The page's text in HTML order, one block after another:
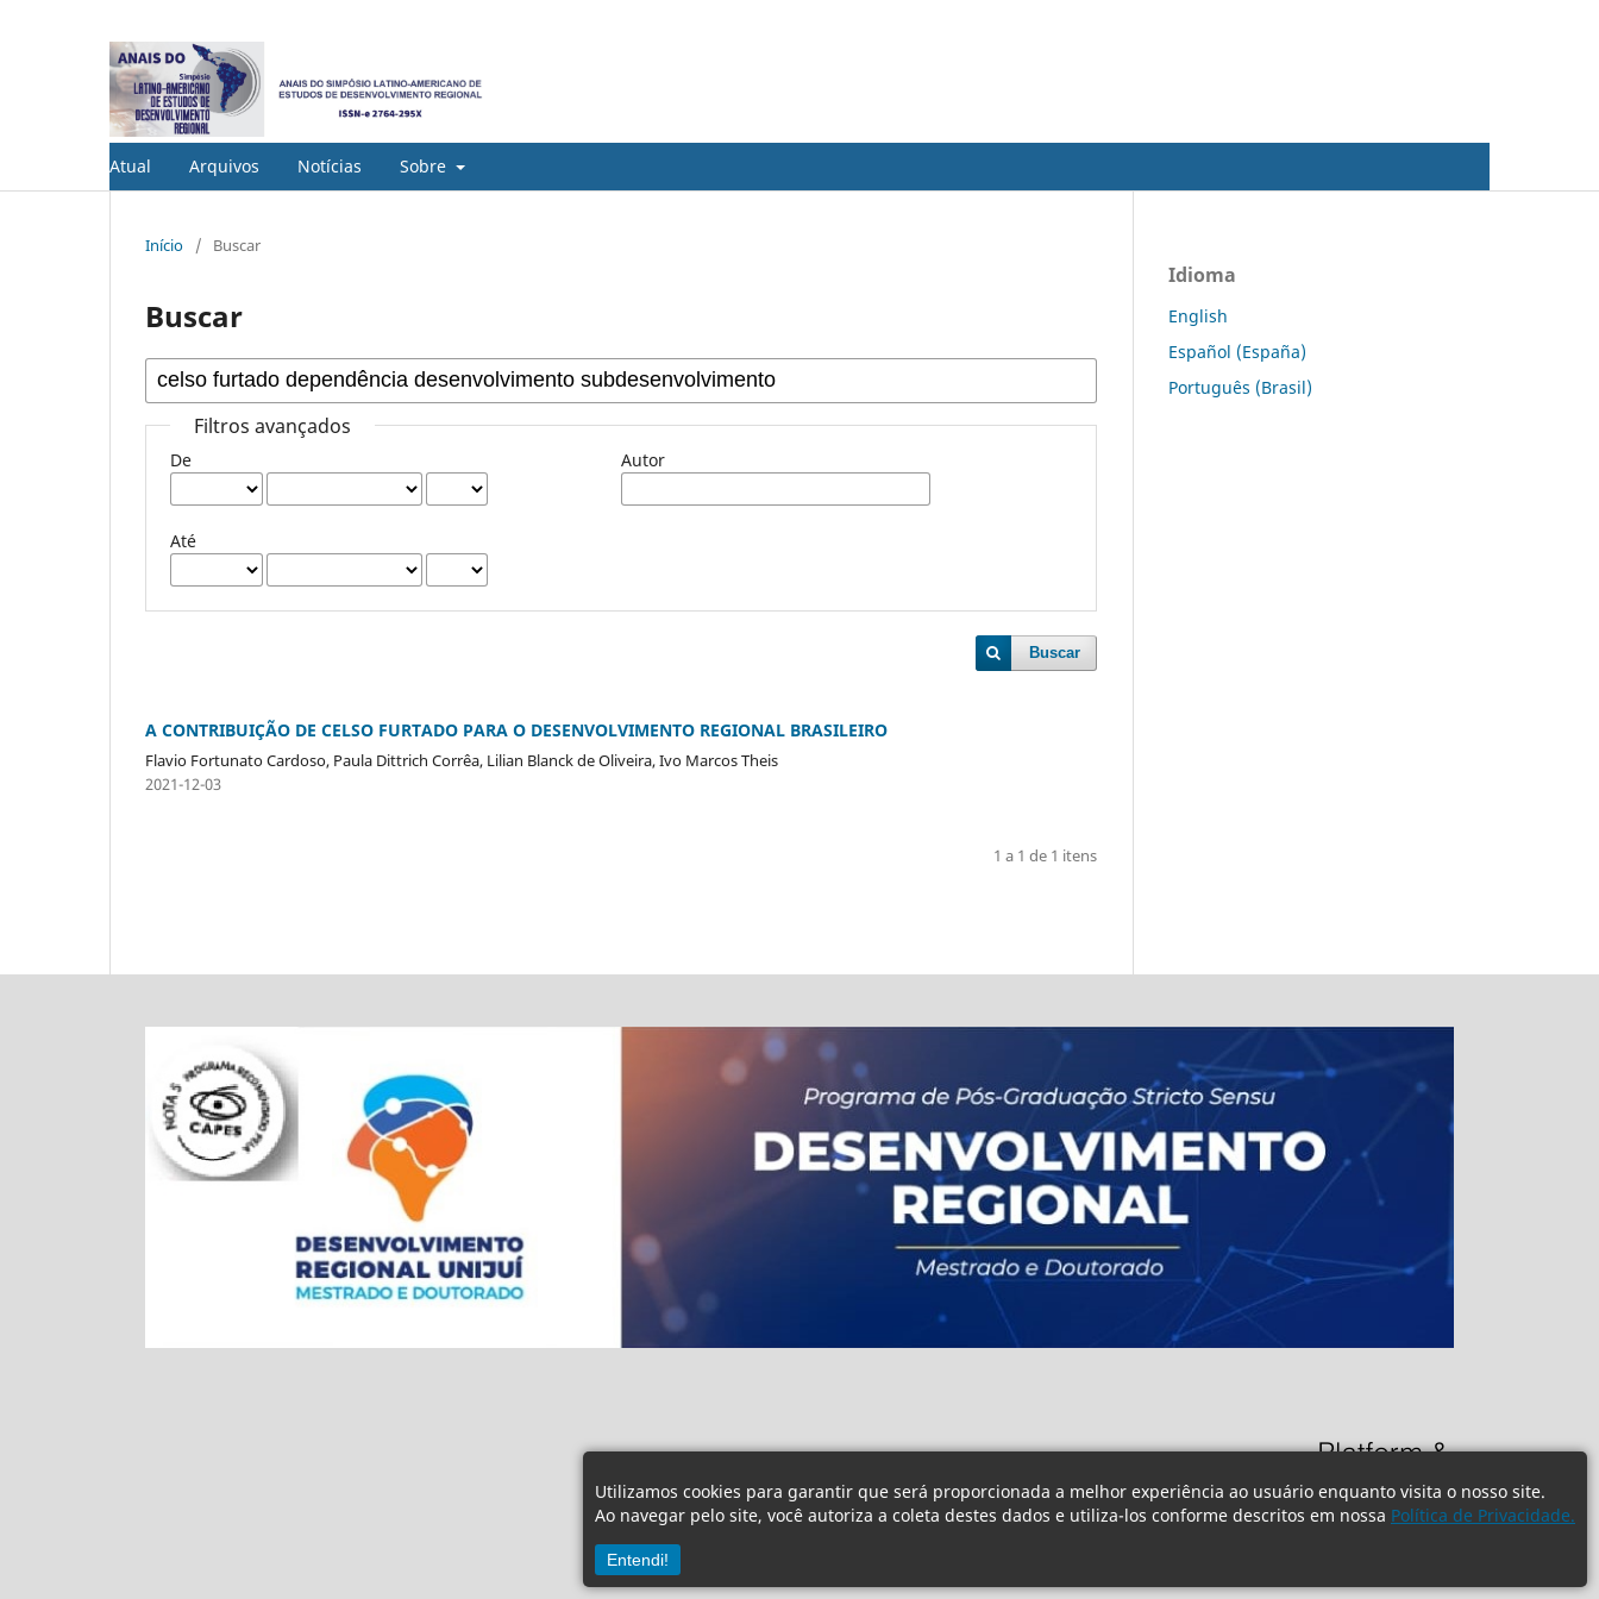
Utilizamos cookies para garantir que será proporcionada a melhor experiência ao usuário enquanto visita o nosso site.
Ao navegar pelo site, você autoriza a coleta destes dados e utiliza-los conforme descritos em nossa Política de Privacidade.
Entendi!
Atual Arquivos Notícias Sobre
Início / Buscar
Buscar
Filtros avançados
De
Até
Autor
Buscar
A CONTRIBUIÇÃO DE CELSO FURTADO PARA O DESENVOLVIMENTO REGIONAL BRASILEIRO
Flavio Fortunato Cardoso, Paula Dittrich Corrêa, Lilian Blanck de Oliveira, Ivo Marcos Theis
2021-12-03
1 a 1 de 1 itens
Idioma
English
Español (España)
Português (Brasil)